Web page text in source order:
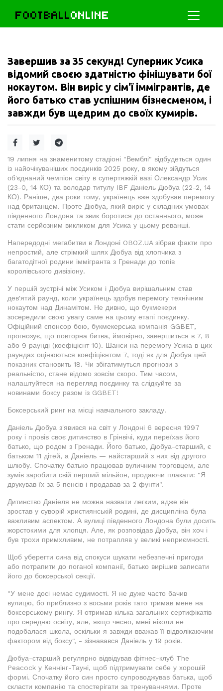
FOOTBALLONLINE
Завершив за 35 секунд! Суперник Усика
відомий своєю здатністю фінішувати бої
нокаутом. Він виріс у сім'ї іммігрантів, де
його батько став успішним бізнесменом, і
завжди був щедрим до своїх кумирів.
19 липня на знаменитому стадіоні "Вемблі" відбудеться один
із найочікуваніших поєдинків 2025 року, в якому зійдуться
об'єднаний чемпіон світу в супертяжкій вазі Олександр Усик
(23-0, 14 КО) та володар титулу IBF Даніель Дюбуа (22-2, 14
КО). Раніше, два роки тому, українець вже здобував перемогу
над британцем. Проте Дюбуа, який виріс у складних умовах
південного Лондона та звик боротися до останнього, може
стати серйозним викликом для Усика у цьому реванші.
Напередодні мегабитви в Лондоні OBOZ.UA зібрав факти про
непростий, але стрімкий шлях Дюбуа від хлопчика з
багатодітної родини іммігранта з Гренади до топів
королівського дивізіону.
У першій зустрічі між Усиком і Дюбуа вирішальним став
дев'ятий раунд, коли українець здобув перемогу технічним
нокаутом над Динамітом. Не дивно, що букмекери
зосередили свою увагу саме на цьому етапі поєдинку.
Офіційний спонсор бою, букмекерська компанія GGBET,
прогнозує, що повторна битва, ймовірно, завершиться в 7, 8
або 9 раунді (коефіцієнт 10). Шанси на перемогу Усика в цих
раундах оцінюються коефіцієнтом 7, тоді як для Дюбуа цей
показник становить 18. Чи збігатимуться прогнози з
реальністю, стане відомо зовсім скоро. Тим часом,
налаштуйтеся на перегляд поєдинку та слідкуйте за
новинами боксу разом із GGBET!
Боксерський ринг на місці навчального закладу.
Даніель Дюбуа з'явився на світ у Лондоні 6 вересня 1997
року і провів своє дитинство в Грінвічі, куди переїхав його
батько, що родом з Гренади. Його батько, Дюбуа-старший, є
батьком 11 дітей, а Даніель — найстарший з них від другого
шлюбу. Спочатку батько працював вуличним торговцем, але
зумів заробити свій перший мільйон, продаючи плакати: "Я
друкував їх за 5 пенсів і продавав за 2 фунти".
Дитинство Даніеля не можна назвати легким, адже він
зростав у суворій християнській родині, де дисципліна була
важливим аспектом. А вулиці південного Лондона були досить
жорстокими для хлопця. Але, як розповідав Дюбуа, він хоч і
був трохи примхливим, не потрапляв у великі неприємності.
Щоб уберегти сина від спокуси шукати небезпечні пригоди
або потрапити до поганої компанії, батько вирішив записати
його до боксерської секції.
"У мене досі немає судимості. Я не дуже часто бачив
вулицю, бо приблизно з восьми років тато тримав мене на
боксерському рингу. Я отримав кілька загальних сертифікатів
про середню освіту, але, якщо чесно, мені ніколи не
подобалася школа, оскільки я завжди вважав її відволікаючим
фактором від боксу", - зізнавався Даніель у 19 років.
Дюбуа-старший регулярно відвідував фітнес-клуб The
Peacock у Кеннінг-Тауні, щоб підтримувати себе у хорошій
формі. Спочатку його син просто супроводжував батька, щоб
скласти компанію та спостерігати за тренуваннями. Проте